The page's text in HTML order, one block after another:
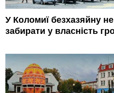
У Коломиї безхазяйну
забирати у власність